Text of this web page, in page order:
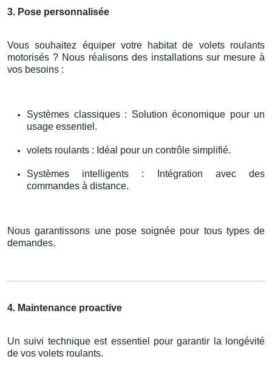
3. Pose personnalisée
Vous souhaitez équiper votre habitat de volets roulants
motorisés ? Nous réalisons des installations sur mesure à
vos besoins :
Systèmes classiques : Solution économique pour un
usage essentiel.
volets roulants : Idéal pour un contrôle simplifié.
Systèmes intelligents : Intégration avec des
commandes à distance.
Nous garantissons une pose soignée pour tous types de
demandes.
4. Maintenance proactive
Un suivi technique est essentiel pour garantir la longévité
de vos volets roulants.